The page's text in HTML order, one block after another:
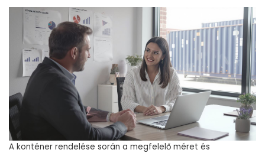
A konténer rendelése során a megfelelő méret és